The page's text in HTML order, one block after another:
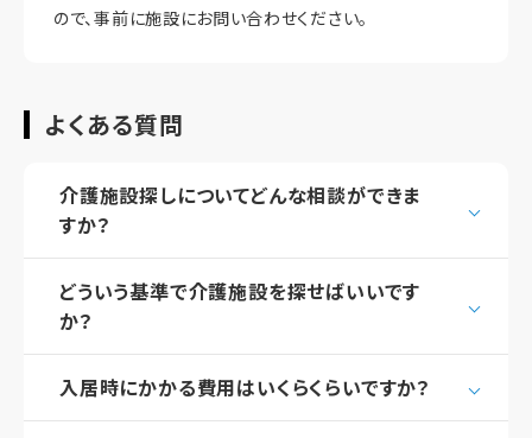
ので、事前に施設にお問い合わせください。
よくある質問
介護施設探しについてどんな相談ができま
すか？
どういう基準で介護施設を探せばいいです
か？
入居時にかかる費用はいくらくらいですか？